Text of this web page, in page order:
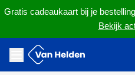
Gratis cadeaukaart bij je
Bekijk
Ga naar de inhoud
Menu openen